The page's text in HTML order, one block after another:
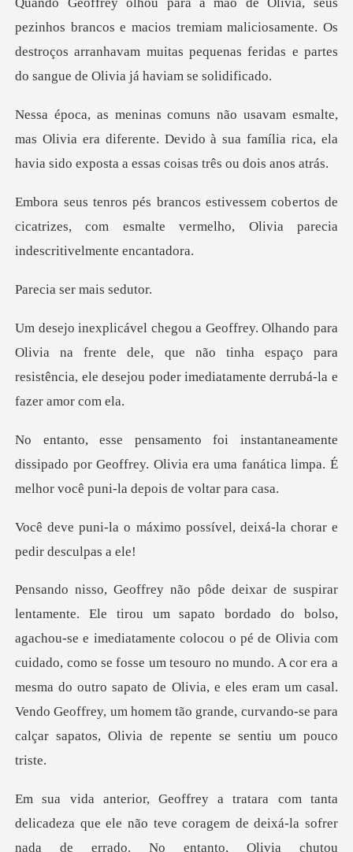
macios tremiam maliciosamente. Os
destroços arranhavam muitas pequ
Olivia era diferente. Devido à sua família rica, ela
ha
ertos de
cicatrizes, com esmalte vermelho, Ol
ser mais
a na frente dele, que não tinha espaço para
resistência, ele
ssipado por Geoffrey. Olivia era uma fanática limpa
possível, deixá-la chorar
te colocou o pé de Olivia com
cuidado, como se fosse um tesouro no mundo. A cor era a
mesma do outro sapato de Olivia, e eles e
xá-la sofrer
nada de errado. No entanto, Olivia chutou